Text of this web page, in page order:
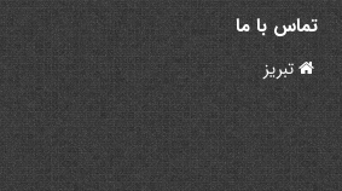
تماس با ما
تبریز